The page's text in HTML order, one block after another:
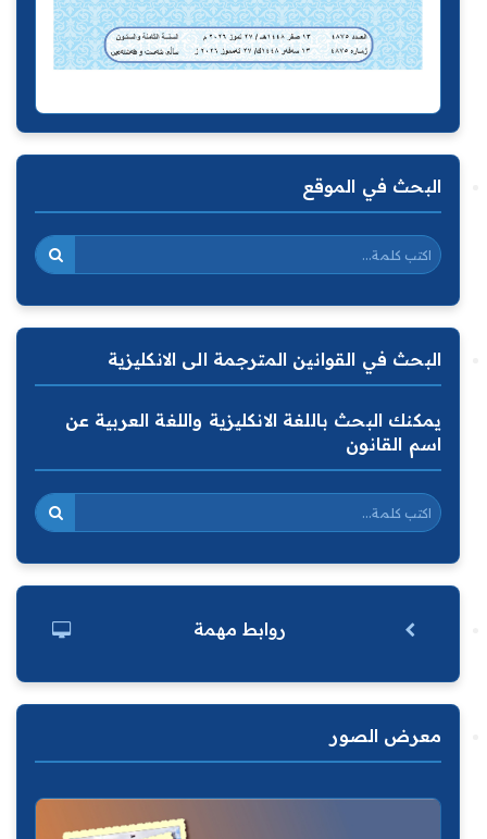
البحث في الموقع
البحث في القوانين المترجمة الى الانكليزية
يمكنك البحث باللغة الانكليزية واللغة العربية عن
اسم القانون
روابط مهمة
معرض الصور